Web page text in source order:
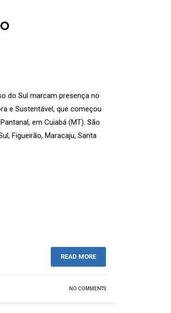
do Sul marcam presença no
e Sustentável, que começou
em Cuiabá (MT). São
Figueirão, Maracaju, Santa
READ MORE
NO COMMENTS